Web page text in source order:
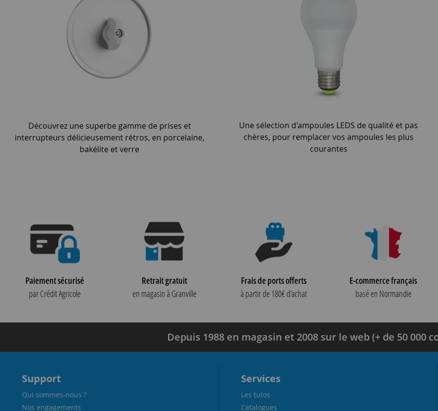
Découvrez une superbe gamme de prises et
interrupteurs délicieusement rétros, en porcelaine,
bakélite et verre
Une sélection d'ampoules LEDS de qualité et pas
chères, pour remplacer vos ampoules les plus
courantes
Paiement sécurisé
par Crédit Agricole
Retrait gratuit
en magasin à Granville
Frais de ports offerts
à partir de 180€ d’achat
E-commerce français
basé en Normandie
Depuis 1988 en magasin et 2008 sur le web (+ de 50 000
Support
Qui sommes-nous ?
Nos engagements
Services
Les tutos
Catalogues